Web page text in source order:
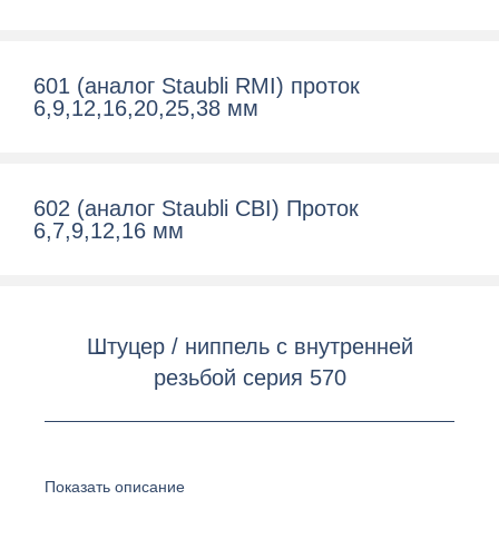
601 (аналог Staubli RMI) проток
6,9,12,16,20,25,38 мм
602 (аналог Staubli CBI) Проток
6,7,9,12,16 мм
Штуцер / ниппель с внутренней
резьбой серия 570
Показать описание